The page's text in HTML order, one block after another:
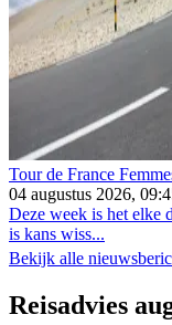
Tour de France
04 augustus 2026,
Deze week is het elke
is kans wiss...
Bekijk alle
Reisadvies